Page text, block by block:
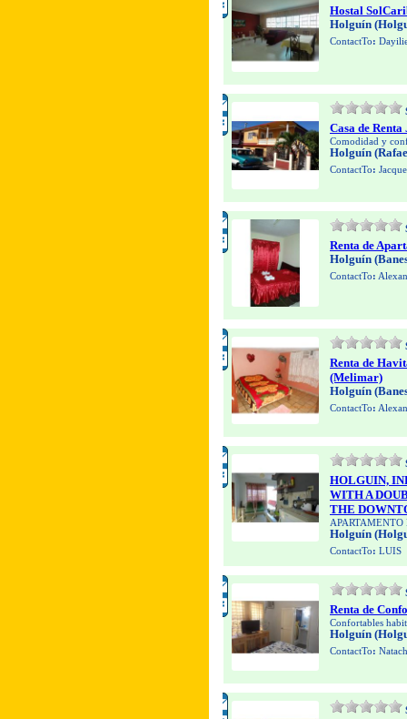
Hostal
Holguín
ContactTo:
Casa de
Comodidad y
Holguín
ContactTo:
Renta de
Holguín
ContactTo:
Renta de
(Melimar)
Holguín
ContactTo:
HOLGUIN,
WITH A
THE
Holguín
ContactTo: LUIS
Renta de
Confortables
Holguín
ContactTo: